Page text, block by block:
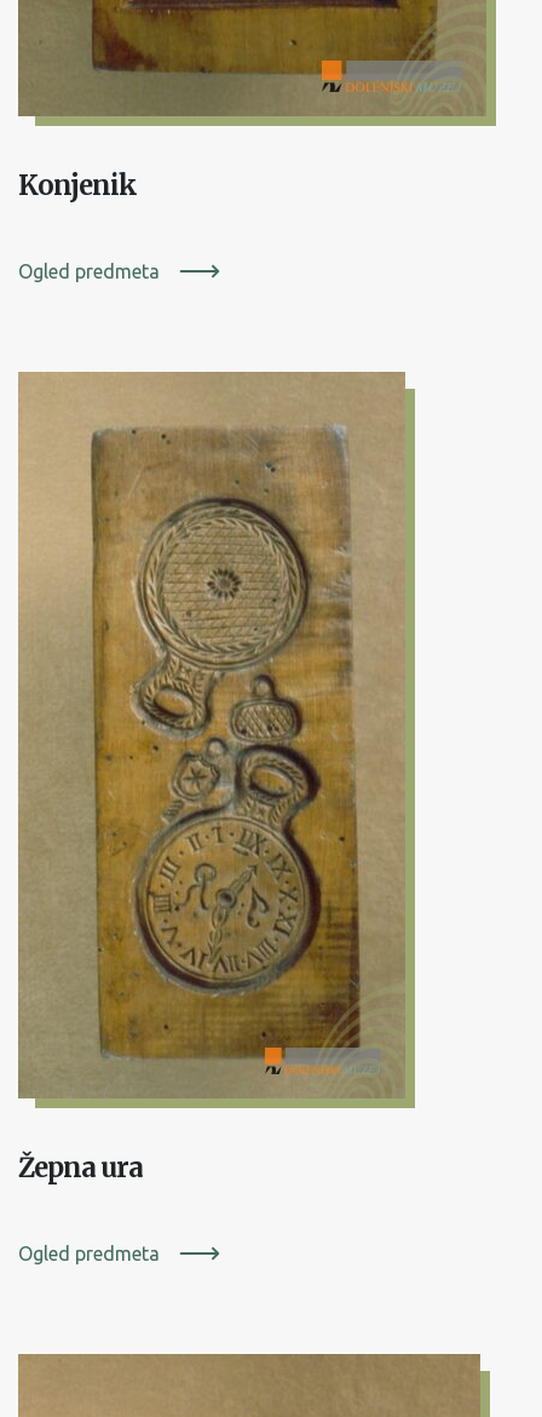
Konjenik
Ogled predmeta
Žepna ura
Ogled predmeta